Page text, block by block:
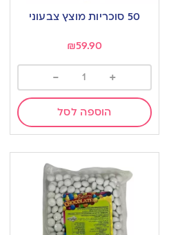
wishlist
50 סוכריות מוצץ צבעוני
₪59.90
+
-
הוספה לסל